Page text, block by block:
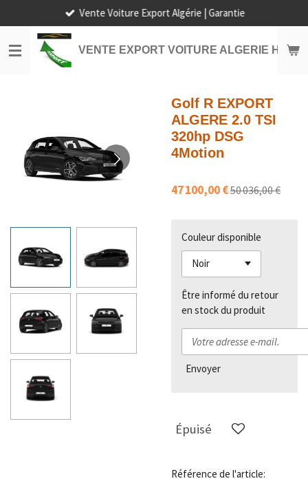
au
contenu
principal
VENTE EXPORT VOITURE ALGERIE HORS
Vente Voiture Export Algérie | Garantie
Golf R EXPORT
ALGERE 2.0 TSI
320hp DSG
4Motion
47 100,00 €50 036,00 €
Couleur disponible
Être informé du retour
en stock du produit
Envoyer
Épuisé
Référence de l'article: